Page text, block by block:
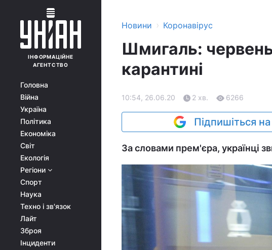
ІНФОРМАЦІЙНЕ
АГЕНТСТВО
Головна
Війна
Україна
Політика
Економіка
Світ
Екологія
Регіони
Спорт
Наука
Техно і зв'язок
Лайт
Зброя
Інциденти
Новини › Коронавірус
Шмигаль:
карантині
10:54, 26.06.20 2 хв. 6266
Підпишіться
За словами прем'єра, українці